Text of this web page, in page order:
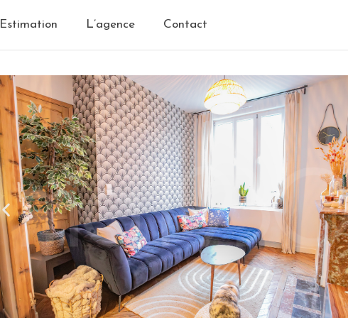
Estimation L’agence Contact